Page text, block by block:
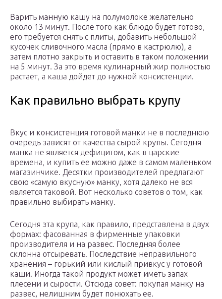
Варить манную кашу на полумолоке желательно
около 13 минут. После того как блюдо будет готово,
его требуется снять с плиты, добавить небольшой
кусочек сливочного масла (прямо в кастрюлю), а
затем плотно закрыть и оставить в таком положении
на 5 минут. За это время кулинарный жир полностью
растает, а каша дойдет до нужной консистенции.
Как правильно выбрать крупу
Вкус и консистенция готовой манки не в последнюю
очередь зависят от качества сырой крупы. Сегодня
манка не является дефицитом, как в царские
времена, и купить ее можно даже в самом маленьком
магазинчике. Десятки производителей предлагают
свою «самую вкусную» манку, хотя далеко не вся
является таковой. Вот несколько советов о том, как
правильно выбирать манку.
Сегодня эта крупа, как правило, представлена в двух
формах: фасованная в фирменные упаковки
производителя и на развес. Последняя более
склонна отсыревать. Последствие неправильного
хранения – горький или кислый привкус у готовой
каши. Иногда такой продукт может иметь запах
плесени и сырости. Отсюда совет: покупая манку на
развес, нелишним будет понюхать ее.